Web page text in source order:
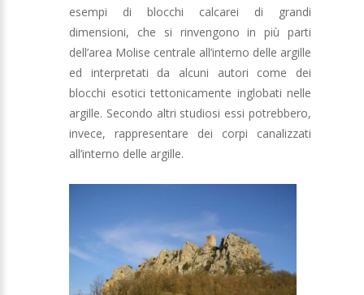
esempi di blocchi calcarei di grandi
dimensioni, che si rinvengono in più parti
dell’area Molise centrale all’interno delle argille
ed interpretati da alcuni autori come dei
blocchi esotici tettonicamente inglobati nelle
argille. Secondo altri studiosi essi potrebbero,
invece, rappresentare dei corpi canalizzati
all’interno delle argille.